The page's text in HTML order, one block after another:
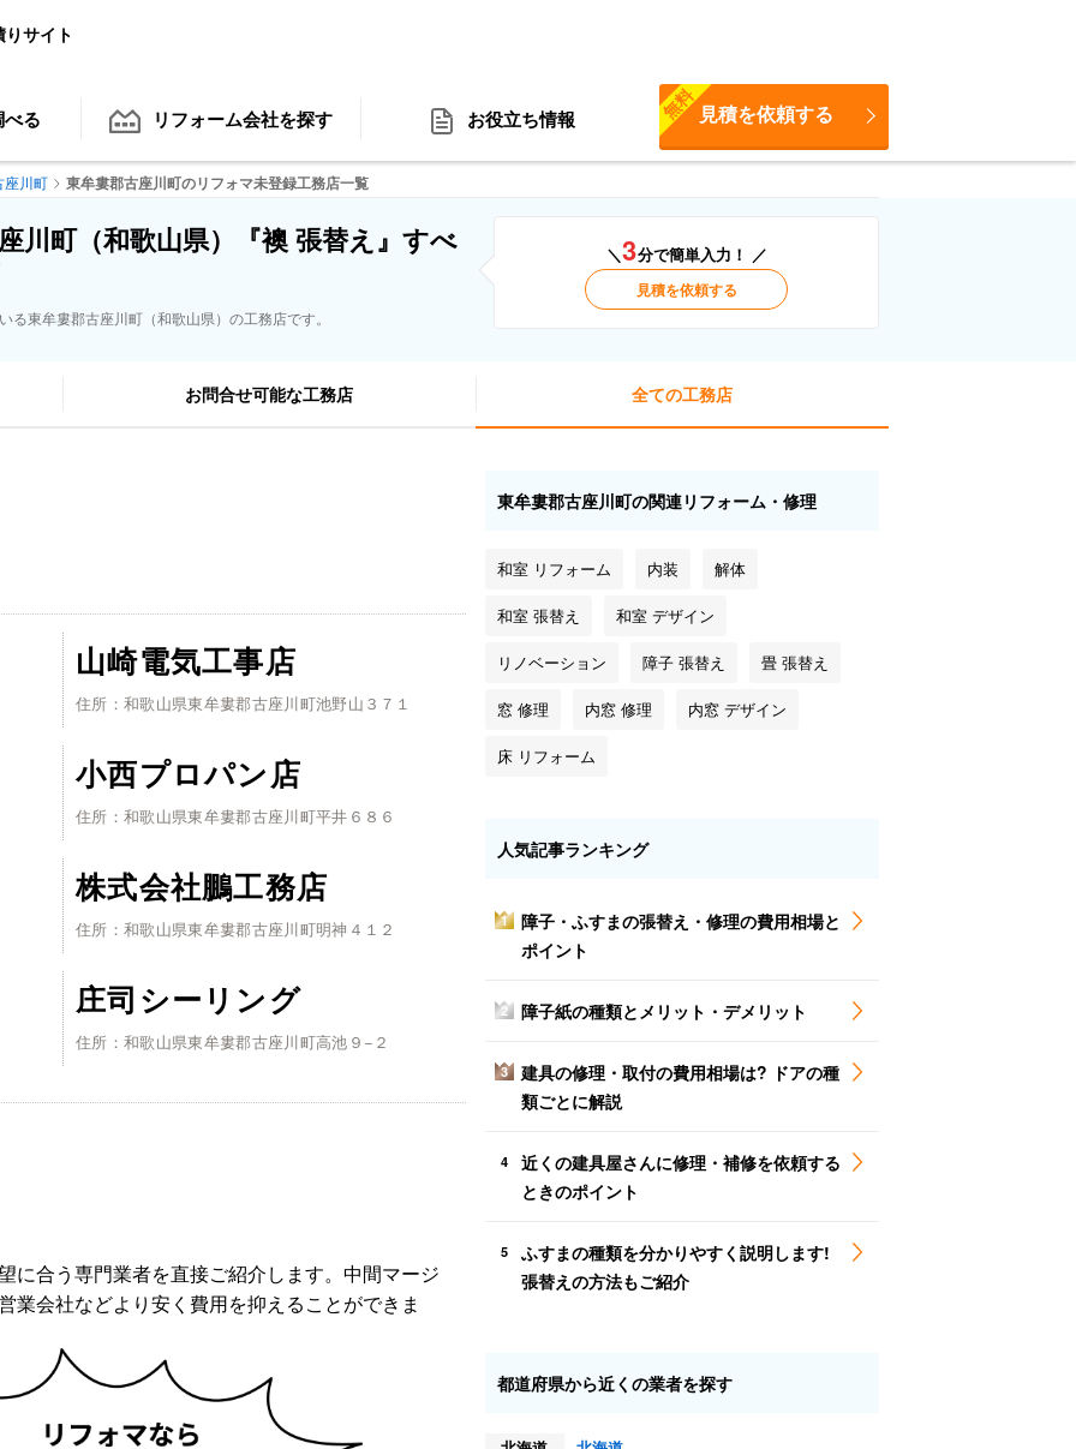
サイト
る リフォーム会社を探す お役立ち情報 見積を依頼する
無料
座川町 東牟婁郡古座川町のリフォマ未登録工務店一覧
川町（和歌山県）『襖 張替え』すべ
る東牟婁郡古座川町（和歌山県）の工務店です。
＼3分で簡単入力！ ／
見積を依頼する
お問合せ可能な工務店 全ての工務店
山崎電気工事店
住所：和歌山県東牟婁郡古座川町池野山３７１
小西プロパン店
住所：和歌山県東牟婁郡古座川町平井６８６
株式会社鵬工務店
住所：和歌山県東牟婁郡古座川町明神４１２
庄司シーリング
住所：和歌山県東牟婁郡古座川町高池９−２
に合う専門業者を直接ご紹介します。中間マージ
業会社などより安く費用を抑えることができま
東牟婁郡古座川町の関連リフォーム・修理
和室 リフォーム 内装 解体
和室 張替え 和室 デザイン
リノベーション 障子 張替え 畳 張替え
窓 修理 内窓 修理 内窓 デザイン
床 リフォーム
人気記事ランキング
1
障子・ふすまの張替え・修理の費用相場と
ポイント
2 障子紙の種類とメリット・デメリット
3
建具の修理・取付の費用相場は? ドアの種
類ごとに解説
4
近くの建具屋さんに修理・補修を依頼する
ときのポイント
5
ふすまの種類を分かりやすく説明します!
張替えの方法もご紹介
都道府県から近くの業者を探す